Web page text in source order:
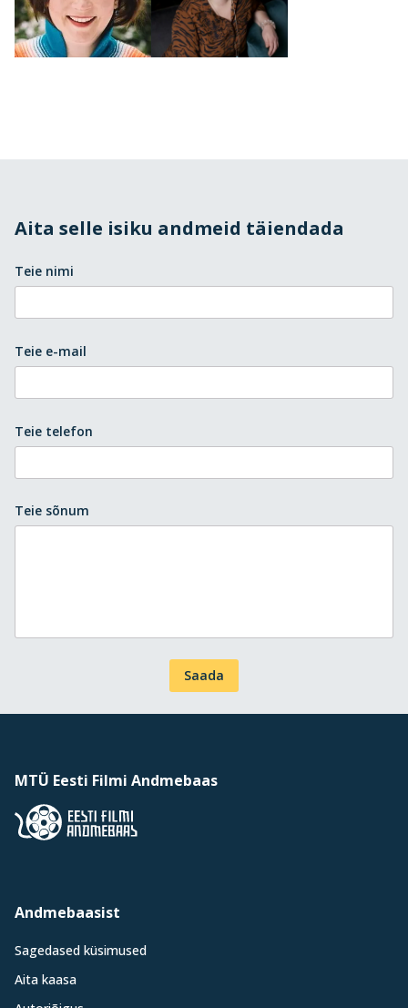
Aita selle isiku andmeid täiendada
Teie nimi
Teie e-mail
Teie telefon
Teie sõnum
Saada
MTÜ Eesti Filmi Andmebaas
Andmebaasist
Sagedased küsimused
Aita kaasa